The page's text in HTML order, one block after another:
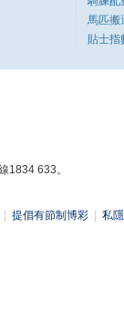
馬匹搬
貼士指
1834 633。
提倡有節制博彩 私